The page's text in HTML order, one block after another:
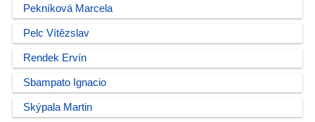
Pekníková Marcela
Pelc Vítězslav
Rendek Ervín
Sbampato Ignacio
Skýpala Martin